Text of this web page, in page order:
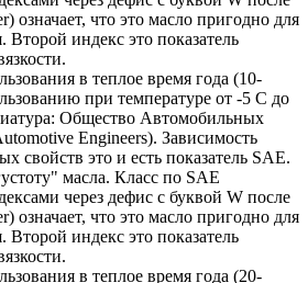
что это масло пригодно для
Второй индекс это показатель
в теплое время года (10-
при температуре от -5 С до
Общество Автомобильных
Engineers). Зависимость
свойств это и есть показатель SAE.
масла. Класс по SAE
через дефис с буквой W после
что это масло пригодно для
Второй индекс это показатель
в теплое время года (20-